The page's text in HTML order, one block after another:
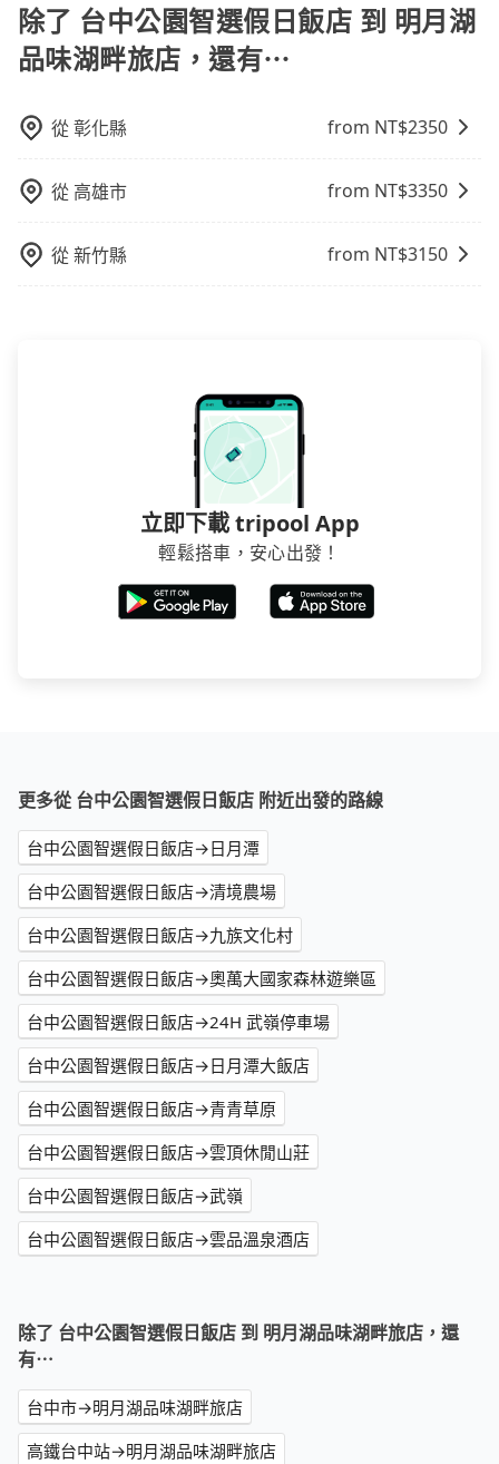
不是R或T開頭的車，就一定是違法。
地區、價位、人數、特殊需求來搜尋適合的旅店與房
型，更重要的是通常價格是官網的6~8折，如果又有加入
會員或者使用特定的信用卡，還可以累積點數做現金回
有Booking.com、Agoda.com、Hotels.com、
Expedia.com、Trip.com等。正常來說，線上刷卡付款
完後預定就完成，事先不用電話確認空房，事後也不用
告知付款完畢，一切都能在網路上操作。但有些較冷門
賣的現象，便有可能到了現場卻沒房可住的窘境，所以
介意多花一點錢省下這些瑣碎的事，台灣本土的AsiaYo
或者國際Airbnb都值得推薦。
除了 台中公園智選假日飯店 到 明月湖
品味湖畔旅店，還有⋯
從彰化縣 from NT$2350
從 高雄市 from NT$3350
從新竹縣 from NT$3150
立即下載 tripool App
輕鬆搭車，安心出發！
更多從 台中公園智選假日飯店 附近出發的路線
台中公園智選假日飯店→日月潭
台中公園智選假日飯店→清境農場
台中公園智選假日飯店→九族文化村
台中公園智選假日飯店→奧萬大國家森林遊樂區
台中公園智選假日飯店→24H 武嶺停車場
台中公園智選假日飯店→日月潭大飯店
台中公園智選假日飯店→青青草原
台中公園智選假日飯店→雲頂休閒山莊
台中公園智選假日飯店→武嶺
台中公園智選假日飯店→雲品溫泉酒店
除了 台中公園智選假日飯店 到 明月湖品味湖畔旅店，還
有⋯
台中市→明月湖品味湖畔旅店
高鐵台中站→明月湖品味湖畔旅店